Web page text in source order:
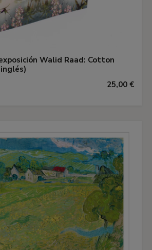
Walid Raad: Cotton
25,00 €